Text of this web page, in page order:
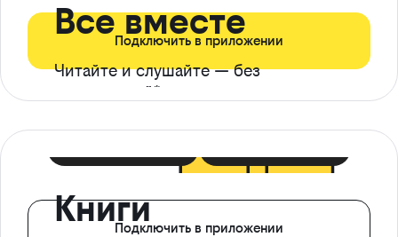
Все вместе
Читайте и слушайте — без
ограничений*
Подключить в приложении
КнигиПодключить в приложении